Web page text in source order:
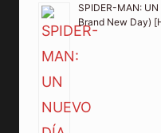
SPIDER-MAN:
Brand New Day)